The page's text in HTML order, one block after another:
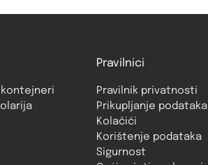
kontejneri
Pravilnici
Pravilnik privatnosti
Prikupljanje podataka
Kolačići
Korištenje podataka
Sigurnost